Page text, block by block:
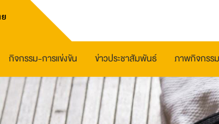
กิจกรรม-การแข่งขัน ข่าวประชาสัมพันธ์ ภาพกิจกรรม